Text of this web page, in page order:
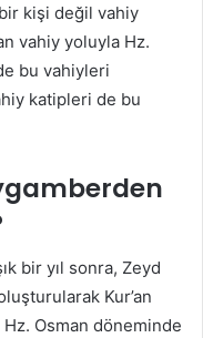
kişi değil vahiy
vahiy yoluyla Hz.
bu vahiyleri
katipleri de bu
bir yıl sonra, Zeyd
Kur’an
Osman döneminde